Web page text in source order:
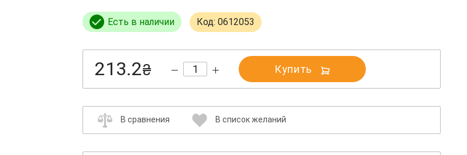
Есть в наличии Код: 0612053
213.2₴ Купить
В сравнения В список желаний